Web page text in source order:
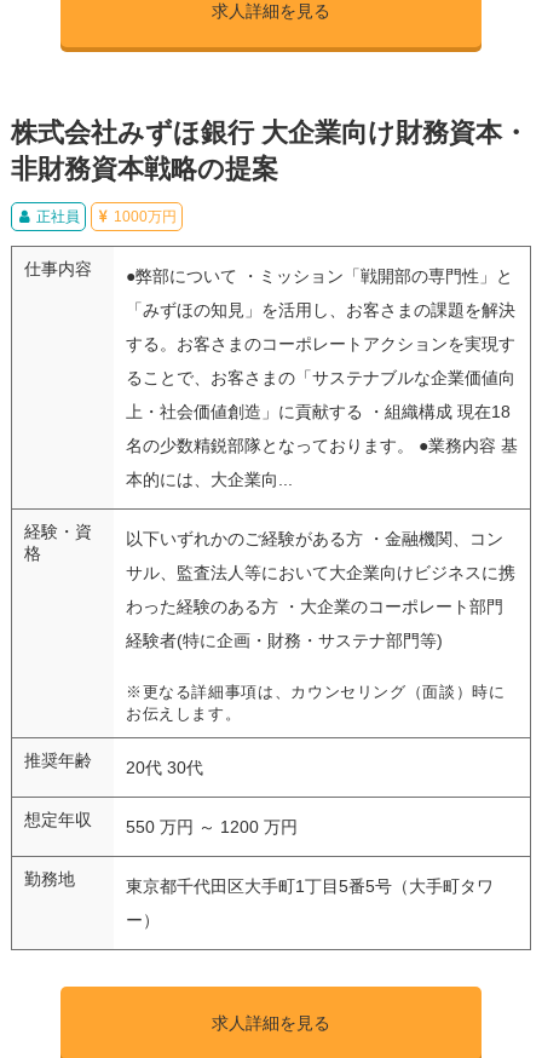
求人詳細を見る
株式会社みずほ銀行 大企業向け財務資本・
非財務資本戦略の提案
正社員 1000万円
仕事内容
●弊部について ・ミッション「戦開部の専門性」と
「みずほの知見」を活用し、お客さまの課題を解決
する。お客さまのコーポレートアクションを実現す
ることで、お客さまの「サステナブルな企業価値向
上・社会価値創造」に貢献する ・組織構成 現在18
名の少数精鋭部隊となっております。 ●業務内容 基
本的には、大企業向...
経験・資
格
以下いずれかのご経験がある方 ・金融機関、コン
サル、監査法人等において大企業向けビジネスに携
わった経験のある方 ・大企業のコーポレート部門
経験者(特に企画・財務・サステナ部門等)
※更なる詳細事項は、カウンセリング（面談）時に
お伝えします。
推奨年齢 20代 30代
想定年収 550 万円 ～ 1200 万円
勤務地
東京都千代田区大手町1丁目5番5号（大手町タワ
ー）
求人詳細を見る